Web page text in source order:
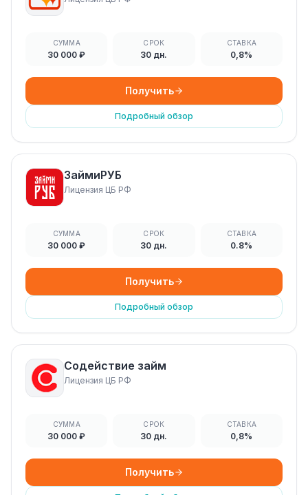
СУММА
30 000 ₽
СРОК
30 дн.
СТАВКА
0,8%
Получить
Подробный обзор
ЗаймиРУБ
Лицензия ЦБ РФ
СУММА
30 000 ₽
СРОК
30 дн.
СТАВКА
0.8%
Получить
Подробный обзор
Содействие займ
Лицензия ЦБ РФ
СУММА
30 000 ₽
СРОК
30 дн.
СТАВКА
0,8%
Получить